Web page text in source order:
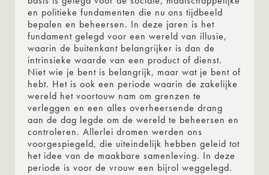
en politieke fundamenten die nu ons tijdbeeld
bepalen en beheersen. In deze jaren is het
fundament gelegd voor een wereld van illusie,
waarin de buitenkant belangrijker is dan de
intrinsieke waarde van een product of dienst.
Niet wie je bent is belangrijk, maar wat je bent of
hebt. Het is ook een periode waarin de zakelijke
wereld het voortouw nam om grenzen te
verleggen en een alles overheersende drang
aan de dag legde om de wereld te beheersen en
controleren. Allerlei dromen werden ons
voorgespiegeld, die uiteindelijk hebben geleid tot
het idee van de maakbare samenleving. In deze
periode is voor de vrouw een bijrol weggelegd.